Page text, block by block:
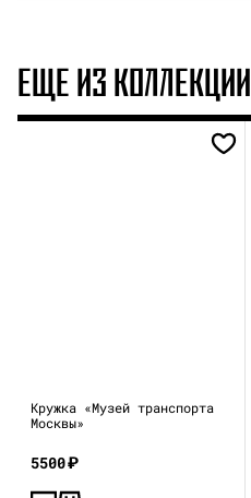
ЕЩЕ ИЗ КОЛЛЕКЦИИ
Кружка «Музей транспорта
Москвы»
5500₽